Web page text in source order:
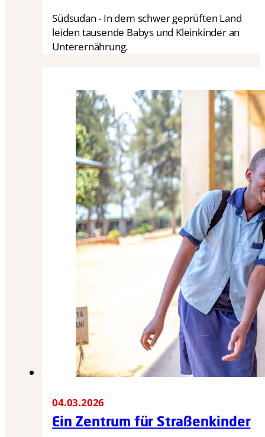
Südsudan - In dem schwer geprüften Land
leiden tausende Babys und Kleinkinder an
Unterernährung.
04.03.2026
Ein Zentrum für Straßenkinder